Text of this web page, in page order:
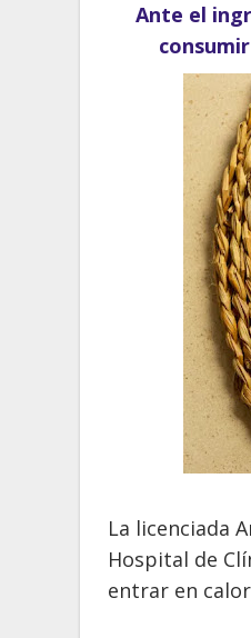
Ante el
La licenciada
Hospital de
entrar en